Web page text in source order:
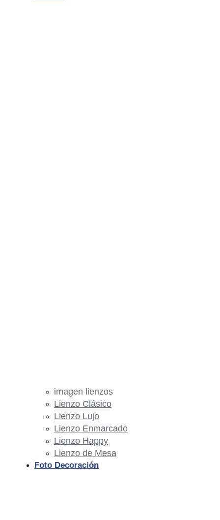
imagen lienzos
Lienzo Clásico
Lienzo Lujo
Lienzo Enmarcado
Lienzo Happy
Lienzo de Mesa
Foto Decoración